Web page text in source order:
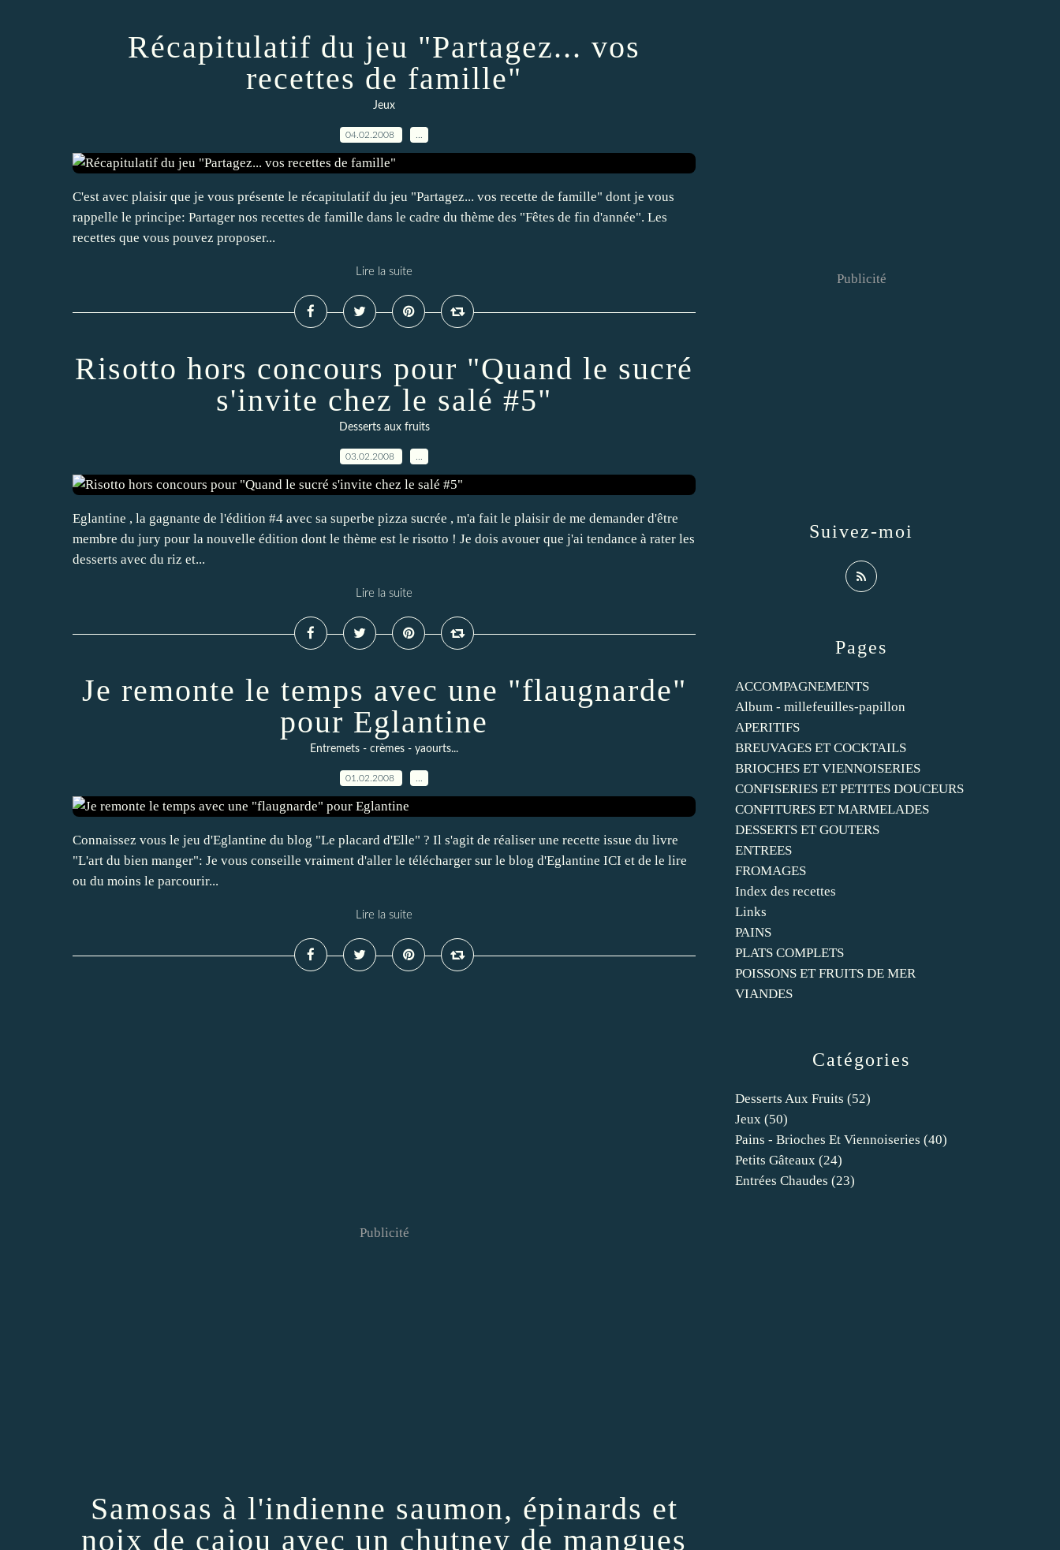
Récapitulatif du jeu "Partagez... vos
recettes de famille"
Jeux
04.02.2008
C'est avec plaisir que je vous présente le récapitulatif du jeu "Partagez... vos recette de famille" dont je vous
rappelle le principe: Partager nos recettes de famille dans le cadre du thème des "Fêtes de fin d'année". Les
recettes que vous pouvez proposer...
Lire la suite
Risotto hors concours pour "Quand le sucré
s'invite chez le salé #5"
Desserts aux fruits
03.02.2008
Eglantine , la gagnante de l'édition #4 avec sa superbe pizza sucrée , m'a fait le plaisir de me demander d'être
membre du jury pour la nouvelle édition dont le thème est le risotto ! Je dois avouer que j'ai tendance à rater les
desserts avec du riz et...
Lire la suite
Je remonte le temps avec une "flaugnarde"
pour Eglantine
Entremets - crèmes - yaourts...
01.02.2008
Connaissez vous le jeu d'Eglantine du blog "Le placard d'Elle" ? Il s'agit de réaliser une recette issue du livre
"L'art du bien manger": Je vous conseille vraiment d'aller le télécharger sur le blog d'Eglantine ICI et de le lire
ou du moins le parcourir...
Lire la suite
Publicité
Samosas à l'indienne saumon, épinards et
noix de cajou avec un chutney de mangues
Catégories
Desserts Aux Fruits (52)
Jeux (50)
Pains - Brioches Et Viennoiseries (40)
Petits Gâteaux (24)
Entrées Chaudes (23)
Pages
ACCOMPAGNEMENTS
Album - millefeuilles-papillon
APERITIFS
BREUVAGES ET COCKTAILS
BRIOCHES ET VIENNOISERIES
CONFISERIES ET PETITES DOUCEURS
CONFITURES ET MARMELADES
DESSERTS ET GOUTERS
ENTREES
FROMAGES
Index des recettes
Links
PAINS
PLATS COMPLETS
POISSONS ET FRUITS DE MER
VIANDES
Suivez-moi
Publicité